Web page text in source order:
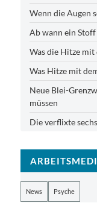
Wenn die Augen
Ab wann ein
Was die Hitze mit
Was Hitze mit
Neue Blei-
müssen
Die verflixte
News Psyche